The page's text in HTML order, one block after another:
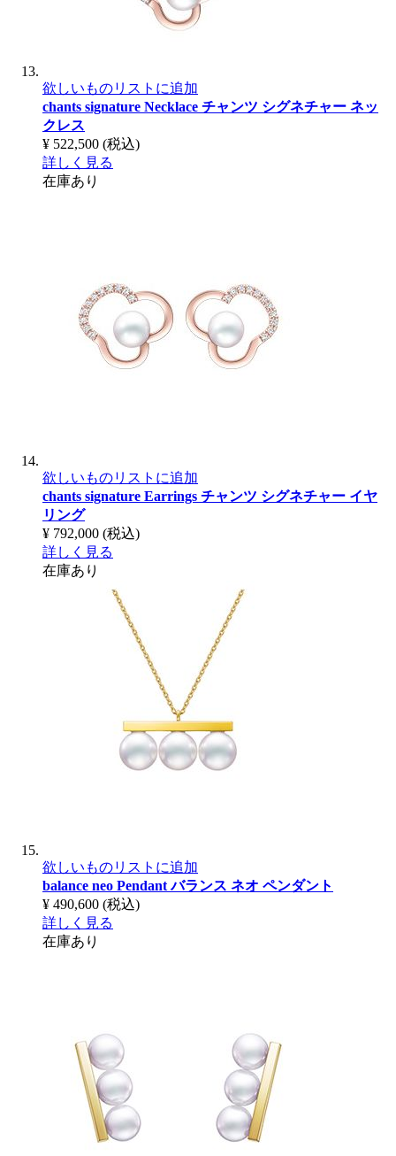
欲しいものリストに追加
chants signature Necklace チャンツ シグネチャー ネッ
クレス
¥ 522,500 (税込)
詳しく見る
在庫あり
欲しいものリストに追加
chants signature Earrings チャンツ シグネチャー イヤ
リング
¥ 792,000 (税込)
詳しく見る
在庫あり
欲しいものリストに追加
balance neo Pendantバランス ネオ ペンダント
¥ 490,600 (税込)
詳しく見る
在庫あり